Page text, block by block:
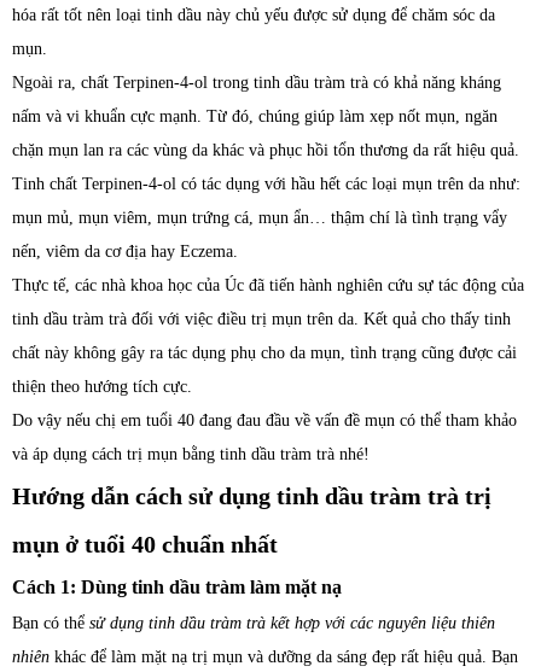
hóa rất tốt nên loại tinh dầu này chủ yếu được sử dụng để chăm sóc da
mụn.
Ngoài ra, chất Terpinen-4-ol trong tinh dầu tràm trà có khả năng kháng
nấm và vi khuẩn cực mạnh. Từ đó, chúng giúp làm xẹp nốt mụn, ngăn
chặn mụn lan ra các vùng da khác và phục hồi tổn thương da rất hiệu quả.
Tinh chất Terpinen-4-ol có tác dụng với hầu hết các loại mụn trên da như:
mụn mủ, mụn viêm, mụn trứng cá, mụn ẩn… thậm chí là tình trạng vẩy
nến, viêm da cơ địa hay Eczema.
Thực tế, các nhà khoa học của Úc đã tiến hành nghiên cứu sự tác động của
tinh dầu tràm trà đối với việc điều trị mụn trên da. Kết quả cho thấy tinh
chất này không gây ra tác dụng phụ cho da mụn, tình trạng cũng được cải
thiện theo hướng tích cực.
Do vậy nếu chị em tuổi 40 đang đau đầu về vấn đề mụn có thể tham khảo
và áp dụng cách trị mụn bằng tinh dầu tràm trà nhé!
Hướng dẫn cách sử dụng tinh dầu tràm trà trị
mụn ở tuổi 40 chuẩn nhất
Cách 1: Dùng tinh dầu tràm làm mặt nạ
Bạn có thể sử dụng tinh dầu tràm trà kết hợp với các nguyên liệu thiên
nhiên khác để làm mặt nạ trị mụn và dưỡng da sáng đẹp rất hiệu quả. Bạn